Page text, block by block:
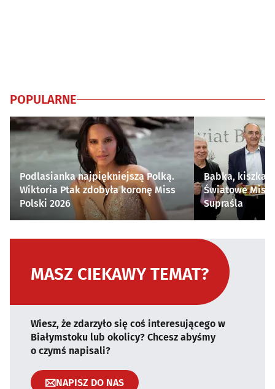
POPULARNE
Podlasianka najpiękniejszą Polką.
Wiktoria Ptak zdobyła koronę Miss
Polski 2026
Babka, kiszka i
Światowe
Supraśla
MASZ CIEKAWY TEMAT?
Wiesz, że zdarzyło się coś interesującego w
Białymstoku lub okolicy? Chcesz abyśmy
o czymś napisali?
NAPISZ DO NAS